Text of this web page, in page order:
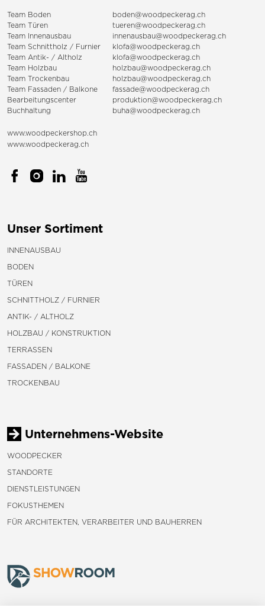
Team Boden
boden@woodpeckerag.ch
Team Türen
tueren@woodpeckerag.ch
Team Innenausbau
innenausbau@woodpeckerag.ch
Team Schnittholz / Furnier
klofa@woodpeckerag.ch
Team Antik- / Altholz
klofa@woodpeckerag.ch
Team Holzbau
holzbau@woodpeckerag.ch
Team Trockenbau
holzbau@woodpeckerag.ch
Team Fassaden / Balkone
fassade@woodpeckerag.ch
Bearbeitungscenter
produktion@woodpeckerag.ch
Buchhaltung
buha@woodpeckerag.ch
www.woodpeckershop.ch
www.woodpeckerag.ch
Unser Sortiment
INNENAUSBAU
BODEN
TÜREN
SCHNITTHOLZ / FURNIER
ANTIK- / ALTHOLZ
HOLZBAU / KONSTRUKTION
TERRASSEN
FASSADEN / BALKONE
TROCKENBAU
Unternehmens-Website
WOODPECKER
STANDORTE
DIENSTLEISTUNGEN
FOKUSTHEMEN
FÜR ARCHITEKTEN, VERARBEITER UND BAUHERREN